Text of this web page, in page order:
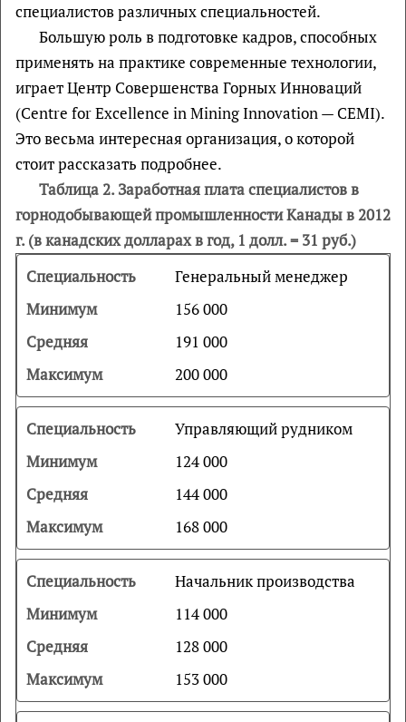
специалистов различных специальностей.
Большую роль в подготовке кадров, способных
применять на практике современные технологии,
играет Центр Совершенства Горных Инноваций
(Centre for Excellence in Mining Innovation — CEMI).
Это весьма интересная организация, о которой
стоит рассказать подробнее.
Таблица 2. Заработная плата специалистов в
горнодобывающей промышленности Канады в 2012
г. (в канадских долларах в год, 1 долл. = 31 руб.)
Генеральный менеджер
156 000
191 000
200 000
Управляющий рудником
124 000
144 000
168 000
Начальник производства
114 000
128 000
153 000